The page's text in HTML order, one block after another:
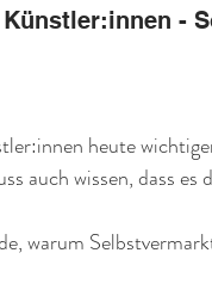
-
heute
auch wissen, dass es
warum